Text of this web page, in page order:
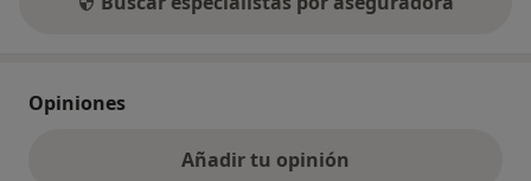
Opiniones
Añadir tu opinión